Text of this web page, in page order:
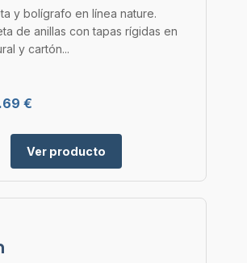
y bolígrafo en línea nature.
de anillas con tapas rígidas en
y cartón...
€
Ver producto